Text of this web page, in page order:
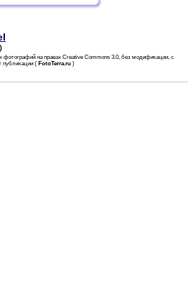
фотографий на правах Creative Commons 3.0, без модификации, с
публикации ( FotoTerra.ru )